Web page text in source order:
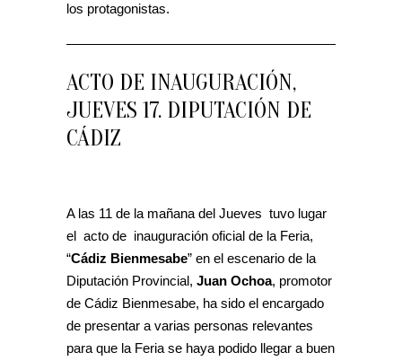
los protagonistas.
ACTO DE INAUGURACIÓN,
JUEVES 17. DIPUTACIÓN DE
CÁDIZ
A las 11 de la mañana del Jueves tuvo lugar
el acto de inauguración oficial de la Feria,
“Cádiz Bienmesabe” en el escenario de la
Diputación Provincial, Juan Ochoa, promotor
de Cádiz Bienmesabe, ha sido el encargado
de presentar a varias personas relevantes
para que la Feria se haya podido llegar a buen